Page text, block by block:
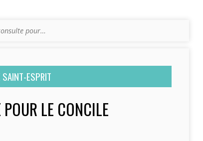
pour…
SAINT-ESPRIT
POUR LE CONCILE